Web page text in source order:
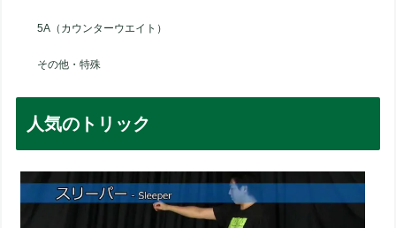
5A（カウンターウエイト）
その他・特殊
人気のトリック